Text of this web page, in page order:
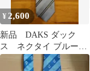
¥ 2,600
新品 DAKS ダック
ス ネクタイ ブルー
ストライプ 未使用